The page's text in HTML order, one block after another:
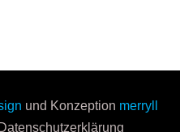
und Konzeption merryll
Datenschutzerklärung